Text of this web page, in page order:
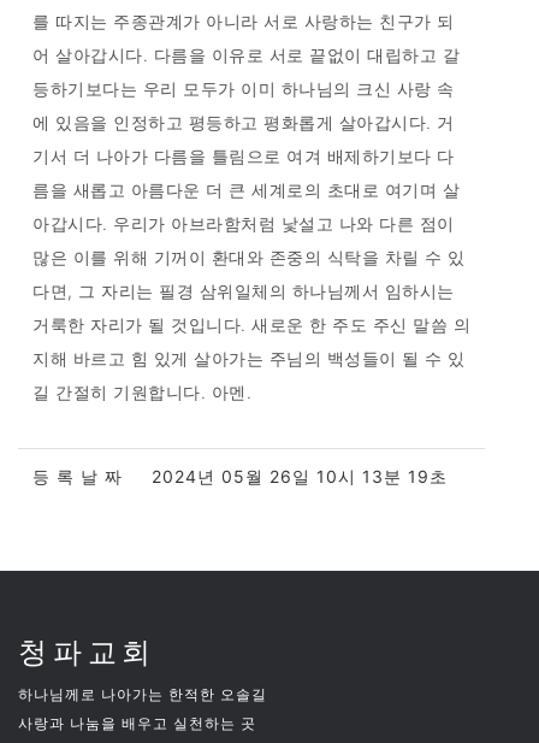
를 따지는 주종관계가 아니라 서로 사랑하는 친구가 되
어 살아갑시다. 다름을 이유로 서로 끝없이 대립하고 갈
등하기보다는 우리 모두가 이미 하나님의 크신 사랑 속
에 있음을 인정하고 평등하고 평화롭게 살아갑시다. 거
기서 더 나아가 다름을 틀림으로 여겨 배제하기보다 다
름을 새롭고 아름다운 더 큰 세계로의 초대로 여기며 살
아갑시다. 우리가 아브라함처럼 낯설고 나와 다른 점이
많은 이를 위해 기꺼이 환대와 존중의 식탁을 차릴 수 있
다면, 그 자리는 필경 삼위일체의 하나님께서 임하시는
거룩한 자리가 될 것입니다. 새로운 한 주도 주신 말씀 의
지해 바르고 힘 있게 살아가는 주님의 백성들이 될 수 있
길 간절히 기원합니다. 아멘.
등 록 날 짜 2024년 05월 26일 10시 13분 19초
청파교회
하나님께로 나아가는 한적한 오솔길
사랑과 나눔을 배우고 실천하는 곳